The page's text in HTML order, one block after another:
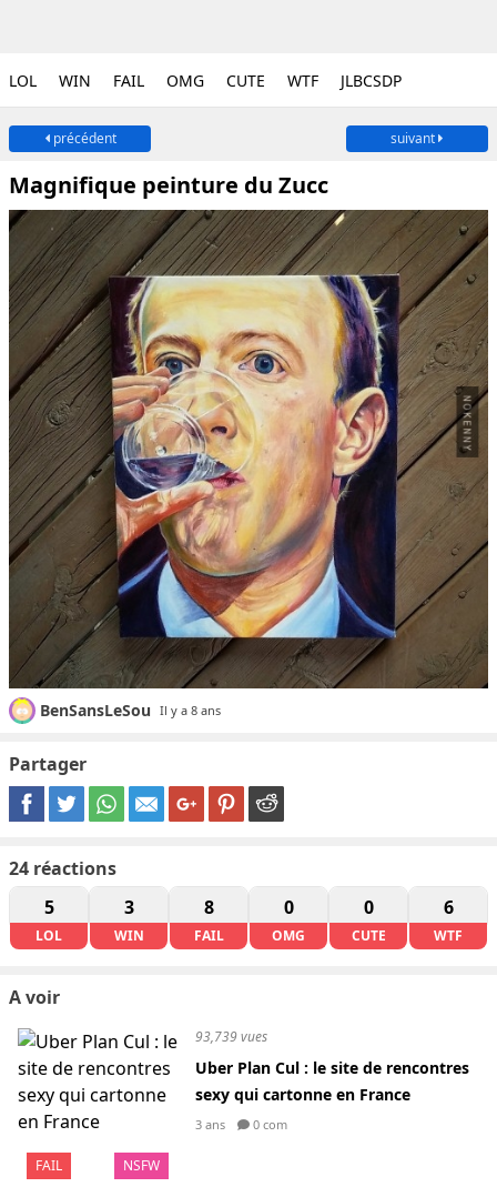
LOL WIN FAIL OMG CUTE WTF JLBCSDP
précédent suivant
Magnifique peinture du Zucc
BenSansLeSou Il y a 8 ans
Partager
24 réactions
5
LOL
3
WIN
8
FAIL
0
OMG
0
CUTE
6
WTF
A voir
FAIL NSFW
93,739 vues
Uber Plan Cul : le site de rencontres
sexy qui cartonne en France
3 ans 0 com